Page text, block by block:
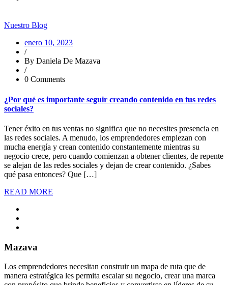
Nuestro Blog
enero 10, 2023
/
By Daniela De Mazava
/
0 Comments
¿Por qué es importante seguir creando contenido en tus redes
sociales?
Tener éxito en tus ventas no significa que no necesites presencia en
las redes sociales. A menudo, los emprendedores empiezan con
mucha energía y crean contenido constantemente mientras su
negocio crece, pero cuando comienzan a obtener clientes, de repente
se alejan de las redes sociales y dejan de crear contenido. ¿Sabes
qué pasa entonces? Que […]
READ MORE
Mazava
Los emprendedores necesitan construir un mapa de ruta que de
manera estratégica les permita escalar su negocio, crear una marca